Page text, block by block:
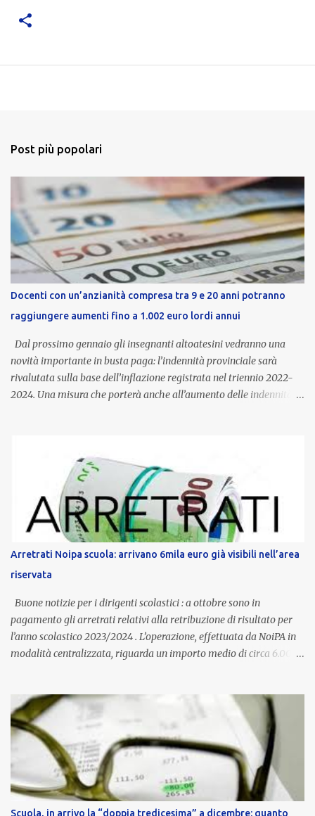
Post più popolari
Docenti con un’anzianità compresa tra 9 e 20 anni potranno
raggiungere aumenti fino a 1.002 euro lordi annui
Dal prossimo gennaio gli insegnanti altoatesini vedranno una
novità importante in busta paga: l’indennità provinciale sarà
rivalutata sulla base dell’inflazione registrata nel triennio 2022-
2024. Una misura che porterà anche all’aumento delle indennità di
dedicato alle donne vittime di violenza di genere, in linea con la
normativa nazionale e con l’obiettivo di offrire maggiore tutela e
supporto in situazioni delicate. L’indennità provinciale per i docenti
è un unicum in Italia: si tratta di una misura esclusiva della
Provincia autonoma di Bolzano, che integra in maniera stabile lo
stipendio nazionale grazie alle prerogative garantite
dall’autonomia locale. Non è un bonus temporaneo né un
compenso accessorio, ma una voce strutturale di retribuzione,
aggiornata periodicamente in base al cost...
Arretrati Noipa scuola: arrivano 6mila euro già visibili nell’area
riservata
Buone notizie per i dirigenti scolastici : a ottobre sono in
pagamento gli arretrati relativi alla retribuzione di risultato per
l’anno scolastico 2023/2024 . L’operazione, effettuata da NoiPA in
modalità centralizzata, riguarda un importo medio di circa 6.000
ordinaria di ottobre . Cos’è la retribuzione di risultato La
retribuzione di risultato rappresenta la parte variabile dello
stipendio dei dirigenti scolastici. Viene corrisposta per valorizzare
la qualità dell’attività svolta, la gestione delle risorse e il
raggiungimento degli obiettivi fissati dal Ministero dell’Istruzione
e del Merito (MIM) . Per l’anno scolastico 2023/2024, il MIM ha
completato la procedura di valutazione e trasmesso i dati a NoiPA,
Scuola, in arrivo la “doppia tredicesima” a dicembre: quanto